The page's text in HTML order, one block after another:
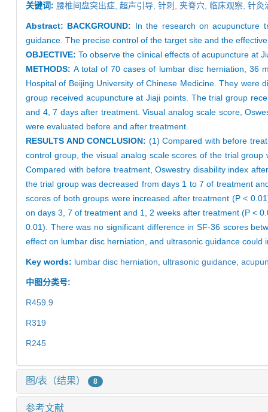
关键词: 腰椎间盘突出症, 超声引导, 针刺, 夹脊穴, 临床观察, 针灸
Abstract: BACKGROUND: In the research on acupuncture
guidance. The precise control of the target site and the
OBJECTIVE: To observe the clinical effects of acupuncture at
METHODS:A total of 70 cases of lumbar disc herniation, 36
Hospital of Beijing University of Chinese Medicine. They
group received acupuncture at Jiaji points. The trial group
and 4, 7 days after treatment. Visual analog scale score,
were evaluated before and after treatment.
RESULTS AND CONCLUSION: (1) Compared with before
control group, the visual analog scale scores of the trial
Compared with before treatment, Oswestry disability index
the trial group was decreased from days 1 to 7 of treatment
scores of both groups were increased after treatment (P <
on days 3, 7 of treatment and 1, 2 weeks after treatment (P <
0.01). There was no significant difference in SF-36 scores
effect on lumbar disc herniation, and ultrasonic guidance
Key words: lumbar disc herniation, ultrasonic guidance,
中图分类号:
R459.9
R319
R245
图/表（结果） 8
参考文献